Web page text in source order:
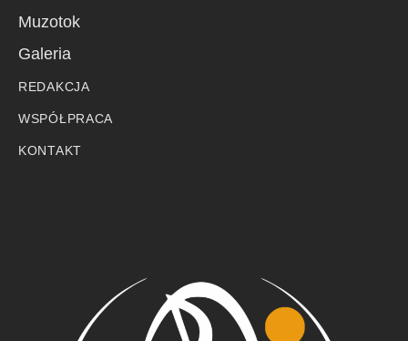
Muzotok
Galeria
REDAKCJA
WSPÓŁPRACA
KONTAKT